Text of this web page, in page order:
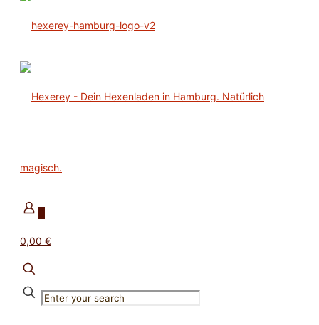
0,00 €